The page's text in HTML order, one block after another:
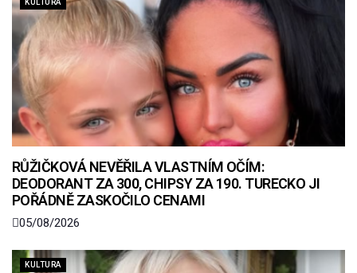
KULTURA
RŮŽIČKOVÁ NEVĚŘILA VLASTNÍM OČÍM:
DEODORANT ZA 300, CHIPSY ZA 190. TURECKO JI
POŘÁDNĚ ZASKOČILO CENAMI
05/08/2026
KULTURA